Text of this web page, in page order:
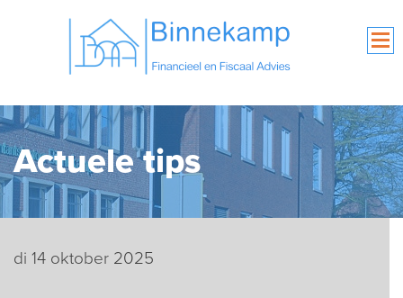
Actuele tips
di 14 oktober 2025